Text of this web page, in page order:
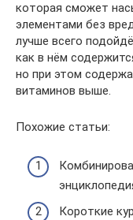
которая сможет
элементами без
лучше всего
как в нём
но при этом
витаминов выше.
Похожие статьи:
Короткие